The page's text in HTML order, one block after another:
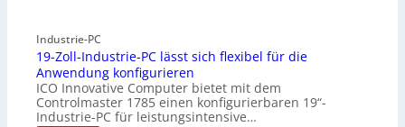
Industrie-PC
19-Zoll-Industrie-PC lässt sich flexibel für die
Anwendung konfigurieren
ICO Innovative Computer bietet mit dem
Controlmaster 1785 einen konfigurierbaren 19“-
Industrie-PC für leistungsintensive…